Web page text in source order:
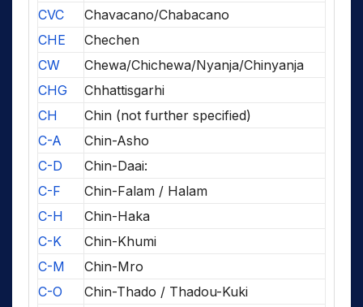
CVC
Chavacano/Chabacano
CHE
Chechen
CW
Chewa/Chichewa/Nyanja/Chinyanja
CHG
Chhattisgarhi
CH
Chin (not further specified)
C-A
Chin-Asho
C-D
Chin-Daai:
C-F
Chin-Falam / Halam
C-H
Chin-Haka
C-K
Chin-Khumi
C-M
Chin-Mro
C-O
Chin-Thado / Thadou-Kuki